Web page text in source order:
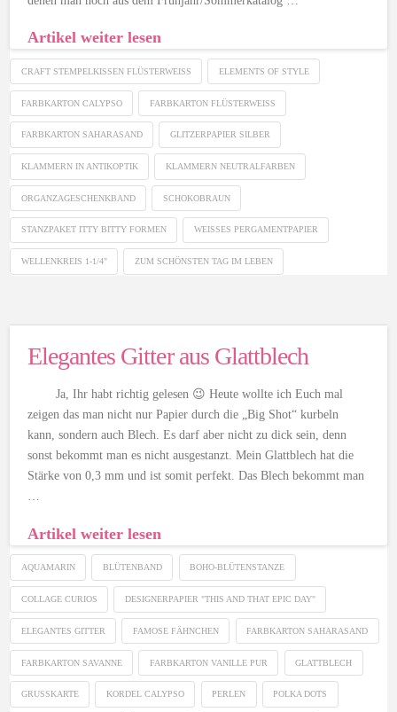
Artikel weiter lesen
CRAFT STEMPELKISSEN FLÜSTERWEISS ELEMENTS OF STYLE
FARBKARTON CALYPSO FARBKARTON FLÜSTERWEISS
FARBKARTON SAHARASAND GLITZERPAPIER SILBER
KLAMMERN IN ANTIKOPTIK KLAMMERN NEUTRALFARBEN
ORGANZAGESCHENKBAND SCHOKOBRAUN
STANZPAKET ITTY BITTY FORMEN WEISSES PERGAMENTPAPIER
WELLENKREIS 1-1/4" ZUM SCHÖNSTEN TAG IM LEBEN
Elegantes Gitter aus Glattblech
Ja, Ihr habt richtig gelesen 😉 Heute wollte ich Euch mal
zeigen das man nicht nur Papier durch die „Big Shot“ kurbeln
kann, sondern auch Blech. Es darf aber nicht zu dick sein, denn
sonst bekommt man es nicht ausgestanzt. Mein Glattblech hat die
Stärke von 0,3 mm und ist somit perfekt. Das Blech bekommt man
…
Artikel weiter lesen
AQUAMARIN BLÜTENBAND BOHO-BLÜTENSTANZE
COLLAGE CURIOS DESIGNERPAPIER "THIS AND THAT EPIC DAY"
ELEGANTES GITTER FAMOSE FÄHNCHEN FARBKARTON SAHARASAND
FARBKARTON SAVANNE FARBKARTON VANILLE PUR GLATTBLECH
GRUSSKARTE KORDEL CALYPSO PERLEN POLKA DOTS